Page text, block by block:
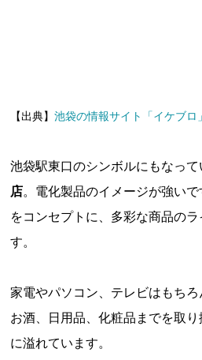
【出典】池袋の情報サイト「イケブロ」
池袋駅東口のシンボルにもなって
店。電化製品のイメージが強いで
をコンセプトに、多彩な商品の
す。
家電やパソコン、テレビはもちろ
お酒、日用品、化粧品までを取
に溢れています。